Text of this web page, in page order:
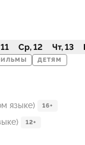
Ср, 12 Чт, 13
ДЕТЯМ
языке) 16+
12+